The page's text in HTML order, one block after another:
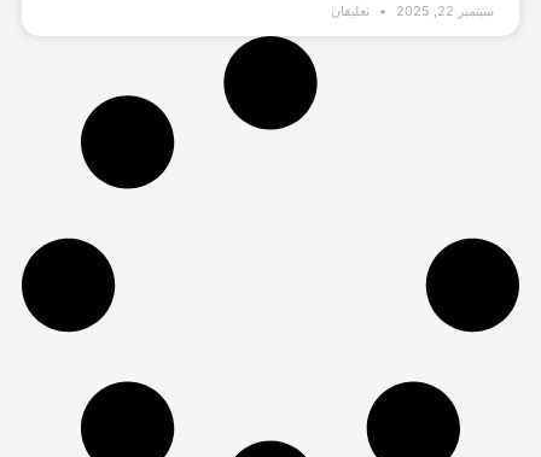
سبتمبر 22, 2025 تعليقان